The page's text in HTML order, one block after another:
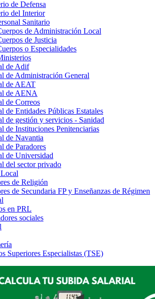
de Defensa
del Interior
Sanitario
de Administración Local
de Justicia
o Especialidades
de Adif
de Administración General
de AEAT
de AENA
de Correos
de Entidades Públicas Estatales
de gestión y servicios - Sanidad
de Instituciones Penitenciarias
de Navantia
de Paradores
de Universidad
del sector privado
de Religión
de Secundaria FP y Enseñanzas de Régimen
en PRL
sociales
Superiores Especialistas (TSE)